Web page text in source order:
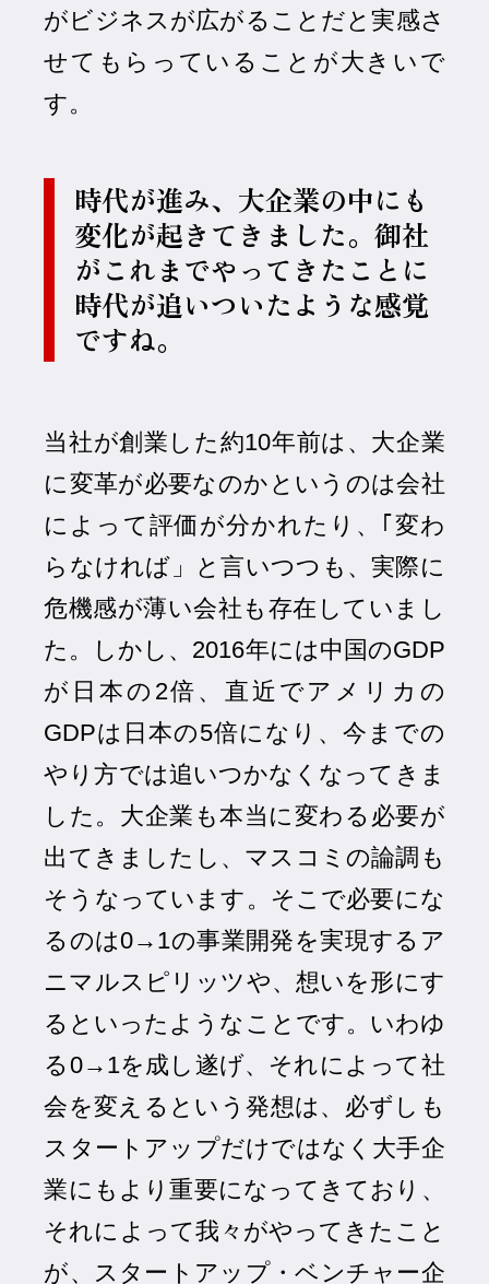
がビジネスが広がることだと実感さ
せてもらっていることが大きいで
す。
時代が進み、大企業の中にも
変化が起きてきました。御社
がこれまでやってきたことに
時代が追いついたような感覚
ですね。
当社が創業した約10年前は、大企業
に変革が必要なのかというのは会社
によって評価が分かれたり、｢変わ
らなければ」と言いつつも、実際に
危機感が薄い会社も存在していまし
た。しかし、2016年には中国のGDP
が日本の2倍、直近でアメリカの
GDPは日本の5倍になり、今までの
やり方では追いつかなくなってきま
した。大企業も本当に変わる必要が
出てきましたし、マスコミの論調も
そうなっています。そこで必要にな
るのは0→1の事業開発を実現するア
ニマルスピリッツや、想いを形にす
るといったようなことです。いわゆ
る0→1を成し遂げ、それによって社
会を変えるという発想は、必ずしも
スタートアップだけではなく大手企
業にもより重要になってきており、
それによって我々がやってきたこと
が、スタートアップ・ベンチャー企